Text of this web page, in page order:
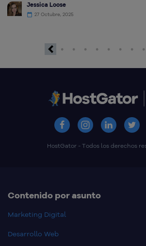
Jessica Loose
27 Octubre, 2025
HostGator - Todos los derechos
Contenido por asunto
Marketing Digital
Desarrollo Web